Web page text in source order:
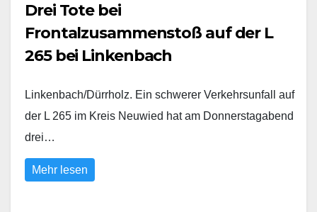
Drei Tote bei
Frontalzusammenstoß auf der L
265 bei Linkenbach
Linkenbach/Dürrholz. Ein schwerer Verkehrsunfall auf
der L 265 im Kreis Neuwied hat am Donnerstagabend
drei…
Mehr lesen